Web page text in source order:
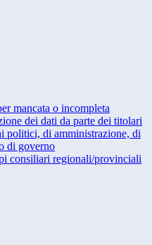
mancata o incompleta
dei dati da parte dei titolari
politici, di amministrazione, di
di governo
consiliari regionali/provinciali